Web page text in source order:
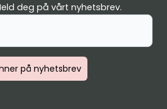
deg på vårt nyhetsbrev.
på nyhetsbrev